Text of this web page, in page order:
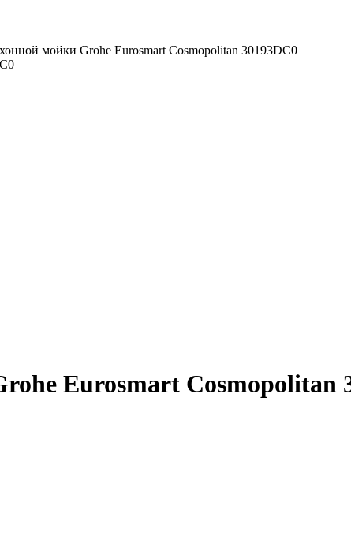
мойки Grohe Eurosmart Cosmopolitan 30193DC0
Eurosmart Cosmopolitan